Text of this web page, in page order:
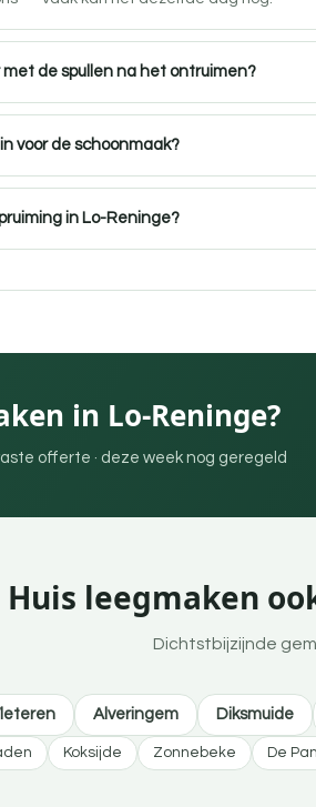
de spullen na het ontruimen?
voor de schoonmaak?
in Lo-Reninge?
in Lo-Reninge?
offerte · deze week nog geregeld
Huis leegmaken
Dichtstbijzijnde
Alveringem Diksmuide
Koksijde Zonnebeke De